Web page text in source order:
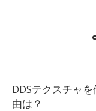
DDSテクスチャ
由は？